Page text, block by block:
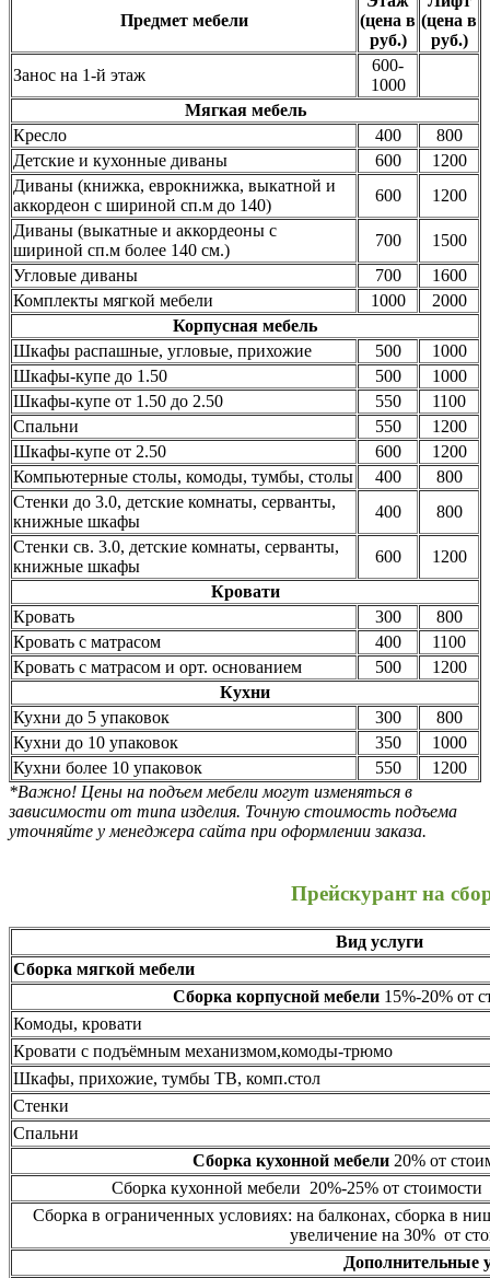
Предмет мебели
(цена в
руб.)
(цена в
руб.)
Занос на 1-й этаж
600-
1000
Мягкая мебель
Кресло
400
800
Детские и кухонные диваны
600
1200
Диваны (книжка, еврокнижка, выкатной и
аккордеон с шириной сп.м до 140)
600
1200
Диваны (выкатные и аккордеоны с
шириной сп.м более 140 см.)
700
1500
Угловые диваны
700
1600
Комплекты мягкой мебели
1000
2000
Корпусная мебель
Шкафы распашные, угловые, прихожие
500
1000
Шкафы-купе до 1.50
500
1000
Шкафы-купе от 1.50 до 2.50
550
1100
Спальни
550
1200
Шкафы-купе от 2.50
600
1200
Компьютерные столы, комоды, тумбы, столы
400
800
Стенки до 3.0, детские комнаты, серванты,
книжные шкафы
400
800
Стенки св. 3.0, детские комнаты, серванты,
книжные шкафы
600
1200
Кровати
Кровать
300
800
Кровать с матрасом
400
1100
Кровать с матрасом и орт. основанием
500
1200
Кухни
Кухни до 5 упаковок
300
800
Кухни до 10 упаковок
350
1000
Кухни более 10 упаковок
550
1200
*Важно! Цены на подъем мебели могут изменяться в
зависимости от типа изделия. Точную стоимость подъема
уточняйте у менеджера сайта при оформлении заказа.
Прейскурант на
Вид услуги
Сборка мягкой мебели
Сборка корпусной мебели15%-20% от
Комоды, кровати
Кровати с подъёмным механизмом,комоды-трюмо
Шкафы, прихожие, тумбы ТВ, комп.стол
Стенки
Спальни
Сборка кухонной мебели20% от
Сборка кухонной мебели 20%-25% от стоимости
Сборка в ограниченных условиях: на балконах, сборка в
увеличение на 30% от
Дополнительные